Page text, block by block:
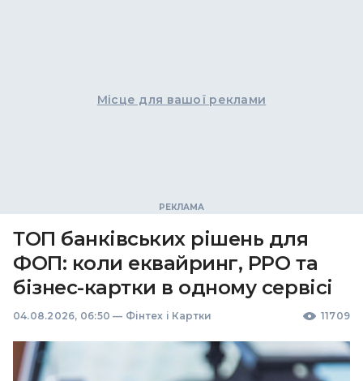
Місце для вашої реклами
ТОП банківських рішень для
ФОП: коли еквайринг, РРО та
бізнес-картки в одному сервісі
04.08.2026, 06:50 — Фінтех і Картки 11709